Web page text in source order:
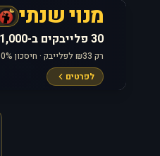
מנוי שנתי
30 פלייבקים ב-₪1,000
רק ₪33 לפלייבק · חיסכון 50%+ · כולל אימון AI
לפרטים